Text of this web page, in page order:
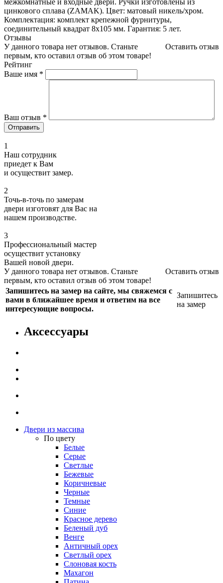
цинкового сплава (ZAMAK). Цвет: матовый никель/хром.
Комплектация: комплект крепежной фурнитуры,
соединительный квадрат 8x105 мм. Гарантия: 5 лет.
Отзывы
Оставить отзыв
У данного товара нет отзывов. Станьте
первым, кто оставил отзыв об этом товаре!
Рейтинг
Ваше имя *
Ваш отзыв *
1
Наш сотрудник
приедет к Вам
и осуществит замер.
2
Точь-в-точь по замерам
двери изготовят для Вас на
нашем производстве.
3
Профессиональный мастер
осуществит установку
Вашей новой двери.
Оставить отзыв
У данного товара нет отзывов. Станьте
первым, кто оставил отзыв об этом товаре!
Запишитесь на замер на сайте, мы свяжемся с
вами в ближайшее время и ответим на все
интересующие вопросы.
Запишитесь
на замер
Аксессуары
Двери из массива
По цвету
Белые
Серые
Светлые
Бежевые
Коричневые
Черные
Темные
Синие
Красное дерево
Беленый дуб
Венге
Античный орех
Светлый орех
Слоновая кость
Махагон